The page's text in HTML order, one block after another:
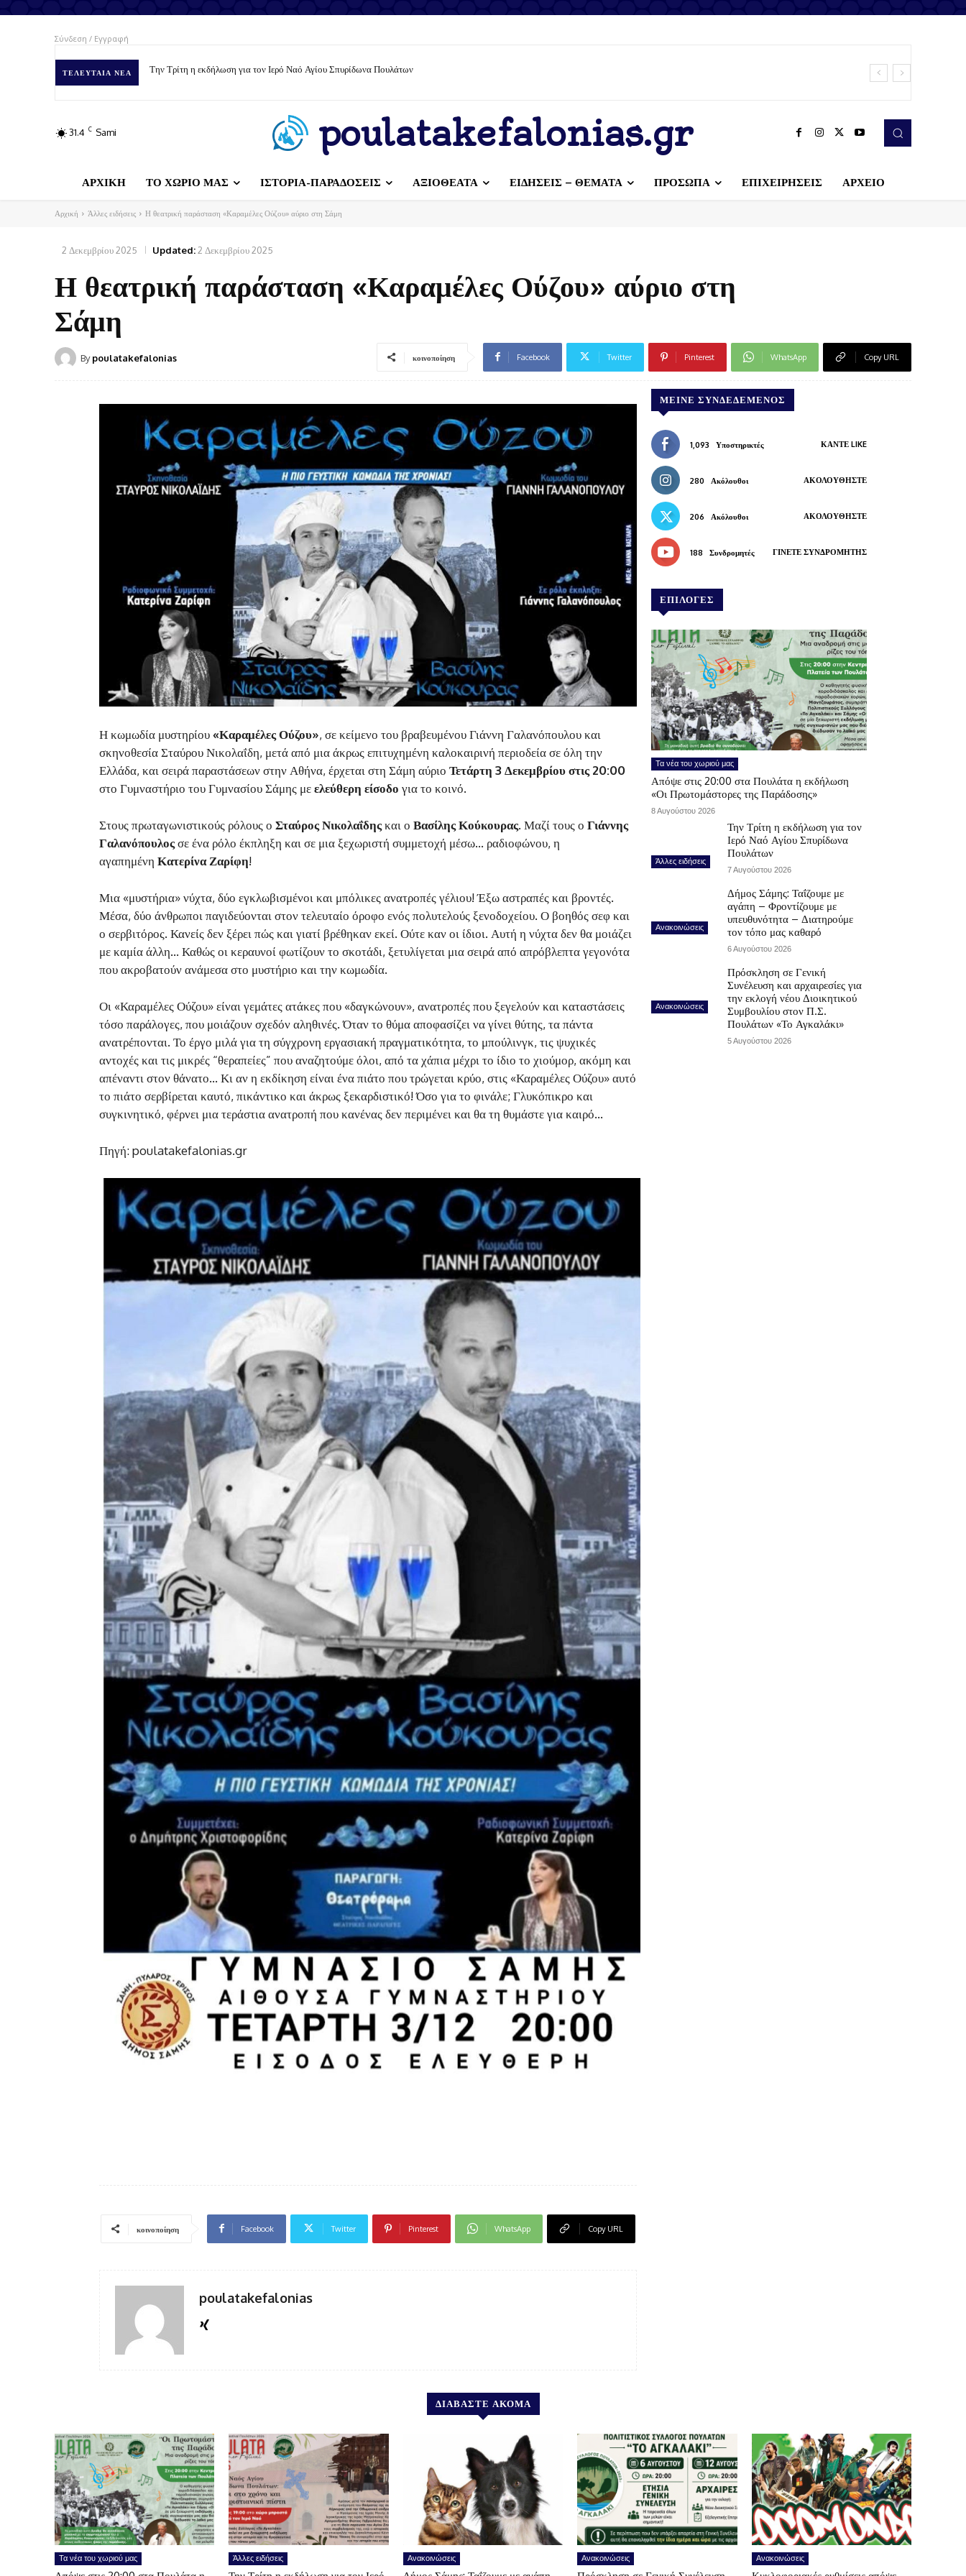
Σύνδεση / Εγγραφή
ΤΕΛΕΥΤΑΊΑ ΝΈΑ Την Τρίτη η εκδήλωση για τον Ιερό Ναό Αγίου Σπυρίδωνα Πουλάτων
Δήμος Σάμης: Ταΐζουμε με αγάπη – Φροντίζουμε με υπευθυνότητα – Διατηρούμε τον τόπο μας καθαρό
31.4 C Sami poulatakefalonias.gr
ΑΡΧΙΚΗ ΤΟ ΧΩΡΙΟ ΜΑΣ ΙΣΤΟΡΙΑ-ΠΑΡΑΔΟΣΕΙΣ ΑΞΙΟΘΕΑΤΑ ΕΙΔΗΣΕΙΣ – ΘΕΜΑΤΑ ΠΡΟΣΩΠΑ ΕΠΙΧΕΙΡΗΣΕΙΣ ΑΡΧΕΙΟ
Αρχική Άλλες ειδήσεις Η θεατρική παράσταση «Καραμέλες Ούζου» αύριο στη Σάμη
2 Δεκεμβρίου 2025 Updated:2 Δεκεμβρίου 2025
Η θεατρική παράσταση «Καραμέλες Ούζου» αύριο στη
Σάμη
By poulatakefalonias κοινοποίηση Facebook Twitter Pinterest WhatsApp Copy URL
Η κωμωδία μυστηρίου«Καραμέλες Ούζου», σε κείμενο του βραβευμένου Γιάννη Γαλανόπουλου και
σκηνοθεσία Σταύρου Νικολαΐδη, μετά από μια άκρως επιτυχημένη καλοκαιρινή περιοδεία σε όλη την
Ελλάδα, και σειρά παραστάσεων στην Αθήνα, έρχεται στη Σάμη αύριο Τετάρτη 3 Δεκεμβρίου στις 20:00
στο Γυμναστήριο του Γυμνασίου Σάμης μεελεύθερη είσοδο για το κοινό.
Στους πρωταγωνιστικούς ρόλους ο Σταύρος Νικολαΐδηςκαι ο Βασίλης Κούκουρας. Μαζί τους ο Γιάννης
Γαλανόπουλοςσε ένα ρόλο έκπληξη και σε μια ξεχωριστή συμμετοχή μέσω… ραδιοφώνου, η
αγαπημένη Κατερίνα Ζαρίφη!
Μια «μυστήρια» νύχτα, δύο εγκλωβισμένοι και μπόλικες ανατροπές γέλιου! Έξω αστραπές και βροντές.
Μέσα, δύο άνθρωποι παγιδεύονται στον τελευταίο όροφο ενός πολυτελούς ξενοδοχείου. Ο βοηθός σεφ και
ο σερβιτόρος. Κανείς δεν ξέρει πώς και γιατί βρέθηκαν εκεί. Ούτε καν οι ίδιοι. Αυτή η νύχτα δεν θα μοιάζει
με καμία άλλη… Καθώς οι κεραυνοί φωτίζουν το σκοτάδι, ξετυλίγεται μια σειρά από απρόβλεπτα γεγονότα
που ακροβατούν ανάμεσα στο μυστήριο και την κωμωδία.
Οι «Καραμέλες Ούζου» είναι γεμάτες ατάκες που «δαγκώνουν», ανατροπές που ξεγελούν και καταστάσεις
τόσο παράλογες, που μοιάζουν σχεδόν αληθινές. Όταν το θύμα αποφασίζει να γίνει θύτης, τα πάντα
ανατρέπονται. Το έργο μιλά για τη σύγχρονη εργασιακή πραγματικότητα, το μπούλινγκ, τις ψυχικές
αντοχές και τις μικρές “θεραπείες” που αναζητούμε όλοι, από τα χάπια μέχρι το ίδιο το χιούμορ, ακόμη και
απέναντι στον θάνατο… Κι αν η εκδίκηση είναι ένα πιάτο που τρώγεται κρύο, στις «Καραμέλες Ούζου» αυτό
το πιάτο σερβίρεται καυτό, πικάντικο και άκρως ξεκαρδιστικό! Όσο για το φινάλε; Γλυκόπικρο και
συγκινητικό, φέρνει μια τεράστια ανατροπή που κανένας δεν περιμένει και θα τη θυμάστε για καιρό…
Πηγή: poulatakefalonias.gr
κοινοποίηση Facebook Twitter Pinterest WhatsApp Copy URL
poulatakefalonias
ΜΕΊΝΕ ΣΥΝΔΕΔΕΜΈΝΟΣ
1,093 Υποστηρικτές ΚΆΝΤΕ LIKE
280 Ακόλουθοι ΑΚΟΛΟΥΘΉΣΤΕ
206 Ακόλουθοι ΑΚΟΛΟΥΘΉΣΤΕ
188 Συνδρομητές ΓΊΝΕΤΕ ΣΥΝΔΡΟΜΗΤΉΣ
ΕΠΙΛΟΓΕΣ
Τα νέα του χωριού μας
Απόψε στις 20:00 στα Πουλάτα η εκδήλωση
«Οι Πρωτομάστορες της Παράδοσης»
8 Αυγούστου 2026
Άλλες ειδήσεις
Την Τρίτη η εκδήλωση για τον
Ιερό Ναό Αγίου Σπυρίδωνα
Πουλάτων
7 Αυγούστου 2026
Ανακοινώσεις
Δήμος Σάμης: Ταΐζουμε με
αγάπη – Φροντίζουμε με
υπευθυνότητα – Διατηρούμε
τον τόπο μας καθαρό
6 Αυγούστου 2026
Ανακοινώσεις
Πρόσκληση σε Γενική
Συνέλευση και αρχαιρεσίες για
την εκλογή νέου Διοικητικού
Συμβουλίου στον Π.Σ.
Πουλάτων «Το Αγκαλάκι»
5 Αυγούστου 2026
ΔΙΑΒΑΣΤΕ ΑΚΟΜΑ
Τα νέα του χωριού μας Άλλες ειδήσεις Ανακοινώσεις Ανακοινώσεις Ανακοινώσεις